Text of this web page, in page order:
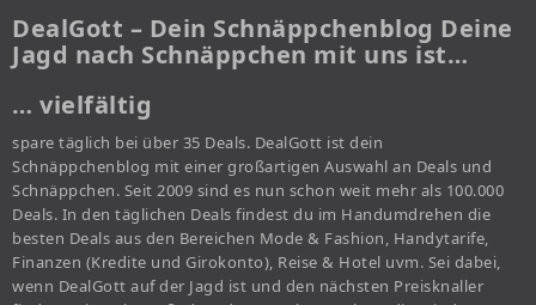
DealGott – Dein Schnäppchenblog Deine
Jagd nach Schnäppchen mit uns ist…
… vielfältig
spare täglich bei über 35 Deals. DealGott ist dein
Schnäppchenblog mit einer großartigen Auswahl an Deals und
Schnäppchen. Seit 2009 sind es nun schon weit mehr als 100.000
Deals. In den täglichen Deals findest du im Handumdrehen die
besten Deals aus den Bereichen Mode & Fashion, Handytarife,
Finanzen (Kredite und Girokonto), Reise & Hotel uvm. Sei dabei,
wenn DealGott auf der Jagd ist und den nächsten Preisknaller